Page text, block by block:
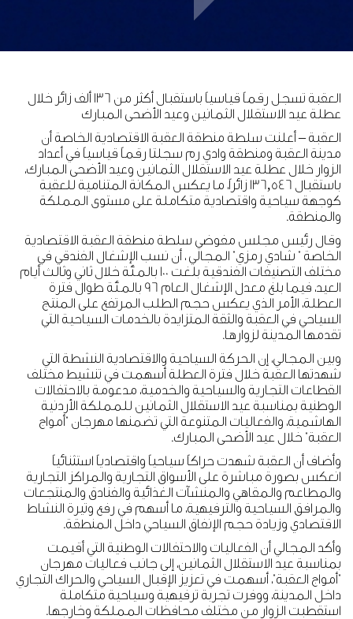
العقبة تسجل رقماً قياسياً باستقبال أكثر من 136 ألف زائر خلال
عطلة عيد الاستقلال الثمانين وعيد الأضحى المبارك
العقبة – أعلنت سلطة منطقة العقبة الاقتصادية الخاصة أن
مدينة العقبة ومنطقة وادي رم سجلتا رقماً قياسياً في أعداد
الزوار خلال عطلة عيد الاستقلال الثمانين وعيد الأضحى المبارك،
باستقبال 136,546 زائراً، ما يعكس المكانة المتنامية للعقبة
كوجهة سياحية واقتصادية متكاملة على مستوى المملكة
والمنطقة.
وقال رئيس مجلس مفوضي سلطة منطقة العقبة الاقتصادية
الخاصة " شادي رمزي" المجالي ، أن نسب الإشغال الفندقي في
مختلف التصنيفات الفندقية بلغت 100 بالمئة خلال ثاني وثالث أيام
العيد، فيما بلغ معدل الإشغال العام 96 بالمئة طوال فترة
العطلة، الأمر الذي يعكس حجم الطلب المرتفع على المنتج
السياحي في العقبة والثقة المتزايدة بالخدمات السياحية التي
تقدمها المدينة لزوارها.
وبين المجالي، إن الحركة السياحية والاقتصادية النشطة التي
شهدتها العقبة خلال فترة العطلة أسهمت في تنشيط مختلف
القطاعات التجارية والسياحية والخدمية، مدعومة بالاحتفالات
الوطنية بمناسبة عيد الاستقلال الثمانين للمملكة الأردنية
الهاشمية، والفعاليات المتنوعة التي تضمنها مهرجان "أمواج
العقبة" خلال عيد الأضحى المبارك.
وأضاف أن العقبة شهدت حراكاً سياحياً واقتصادياً استثنائياً
انعكس بصورة مباشرة على الأسواق التجارية والمراكز التجارية
والمطاعم والمقاهي والمنشآت الغذائية والفنادق والمنتجعات
والمرافق السياحية والترفيهية، ما أسهم في رفع وتيرة النشاط
الاقتصادي وزيادة حجم الإنفاق السياحي داخل المنطقة.
وأكد المجالي أن الفعاليات والاحتفالات الوطنية التي أقيمت
بمناسبة عيد الاستقلال الثمانين، إلى جانب فعاليات مهرجان
"أمواج العقبة"، أسهمت في تعزيز الإقبال السياحي والحراك التجاري
داخل المدينة، ووفرت تجربة ترفيهية وسياحية متكاملة
استقطبت الزوار من مختلف محافظات المملكة وخارجها.